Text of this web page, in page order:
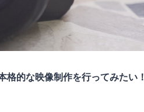
的な映像制作を行ってみたい！